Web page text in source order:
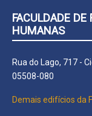
FACULDADE DE
HUMANAS
Rua do Lago, 717 -
05508-080
Demais edifícios da